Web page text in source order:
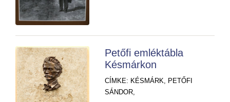
Petőfi emléktábla
Késmárkon
CÍMKE: KÉSMÁRK, PETŐFI
SÁNDOR,